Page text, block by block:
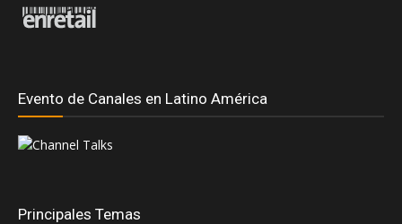
Evento de Canales en Latino América
Principales Temas